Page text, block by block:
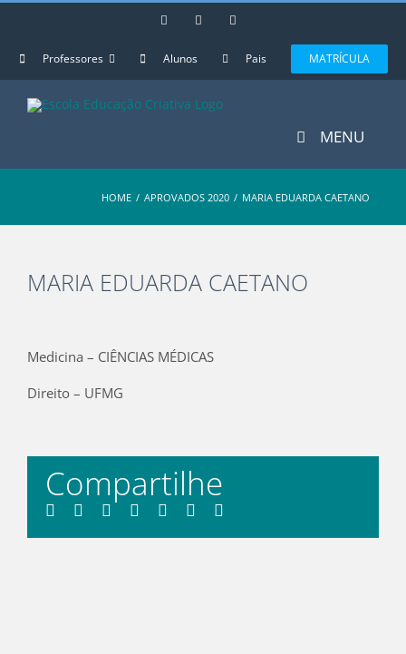
Skip
InstagramFacebook
Professores Alunos Pais MATRÍCULA
MENU
HOME / APROVADOS 2020 / MARIA EDUARDA CAETANO
MARIA EDUARDA CAETANO
Larger
Image
Medicina – CIÊNCIAS MÉDICAS
Direito – UFMG
Compartilhe
Facebook
TwitterLinkedInWhatsapp
TumblrPinterest